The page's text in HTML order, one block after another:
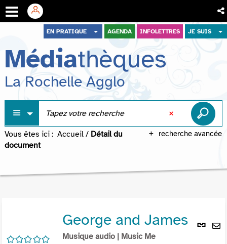
menu
contenu
recherche
EN PRATIQUE AGENDA INFOLETTRES JE SUIS
Médiathèques
La Rochelle Agglo
recherche avancée
Vous êtes ici : Accueil / Détail du
document
Lien
/5
George and James
Musique audio | Music Me